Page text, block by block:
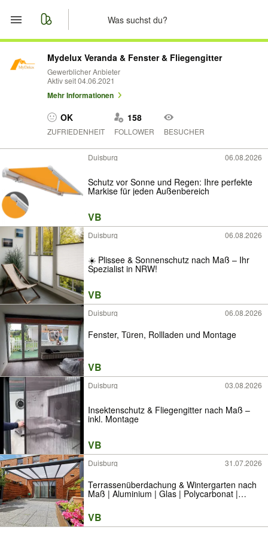
Start
Merkliste
Nachrichten
Mydelux Veranda & Fenster & Fliegengitter
Gewerblicher Anbieter
Aktiv seit 04.06.2021
Mehr Informationen
OK
ZUFRIEDENHEIT
158
FOLLOWER BESUCHER
Duisburg 06.08.2026
Schutz vor Sonne und Regen: Ihre perfekte
Markise für jeden Außenbereich
VB
Duisburg 06.08.2026
☀️ Plissee & Sonnenschutz nach Maß – Ihr
Spezialist in NRW!
VB
Duisburg 06.08.2026
Fenster, Türen, Rollladen und Montage
VB
Duisburg 03.08.2026
Insektenschutz & Fliegengitter nach Maß –
inkl. Montage
VB
Duisburg 31.07.2026
Terrassenüberdachung & Wintergarten nach
Maß | Aluminium | Glas | Polycarbonat |
Vordach | Veranda | inkl. Montage |
Düsseldorf | Duisburg | NRW
VB